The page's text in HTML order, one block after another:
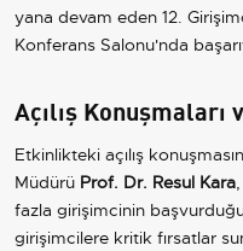
yana devam eden 12.
Konferans Salonu'nda
Açılış Konuşmaları
Etkinlikteki açılış
Müdürü Prof. Dr. Resul Kara
fazla girişimcinin
girişimcilere kritik fırsatlar